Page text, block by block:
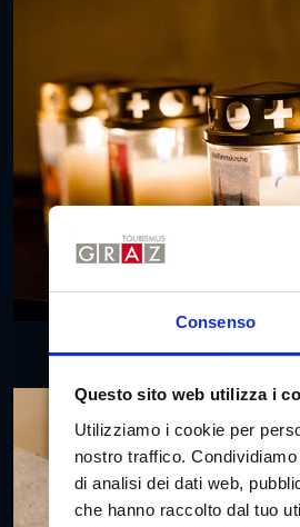
Consenso
Questo sito web utilizza i
Utilizziamo i cookie per
nostro traffico.
di analisi dei dati web,
che hanno raccolto dal tuo